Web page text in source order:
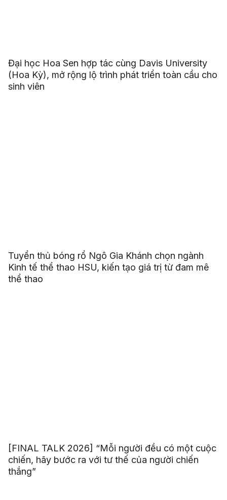
Đại học Hoa Sen hợp tác cùng Davis University
(Hoa Kỳ), mở rộng lộ trình phát triển toàn cầu cho
sinh viên
Tuyển thủ bóng rổ Ngô Gia Khánh chọn ngành
Kinh tế thể thao HSU, kiến tạo giá trị từ đam mê
thể thao
[FINAL TALK 2026] “Mỗi người đều có một cuộc
chiến, hãy bước ra với tư thế của người chiến
thắng”